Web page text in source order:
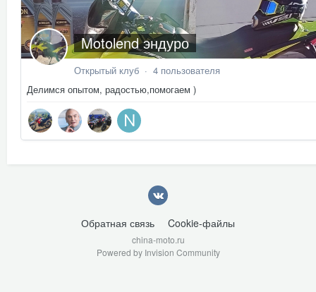
Motolend эндуро
Открытый клуб · 4 пользователя
Делимся опытом, радостью,помогаем )
Обратная связь Cookie-файлы
china-moto.ru
Powered by Invision Community